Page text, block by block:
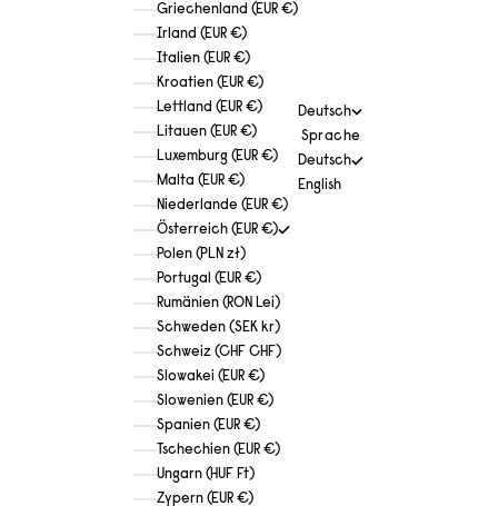
Griechenland (EUR €)
Irland (EUR €)
Italien (EUR €)
Kroatien (EUR €)
Lettland (EUR €)
Litauen (EUR €)
Luxemburg (EUR €)
Malta (EUR €)
Niederlande (EUR €)
Österreich (EUR €)
Polen (PLN zł)
Portugal (EUR €)
Rumänien (RON Lei)
Schweden (SEK kr)
Schweiz (CHF CHF)
Slowakei (EUR €)
Slowenien (EUR €)
Spanien (EUR €)
Tschechien (EUR €)
Ungarn (HUF Ft)
Zypern (EUR €)
Deutsch
Sprache
Deutsch
English